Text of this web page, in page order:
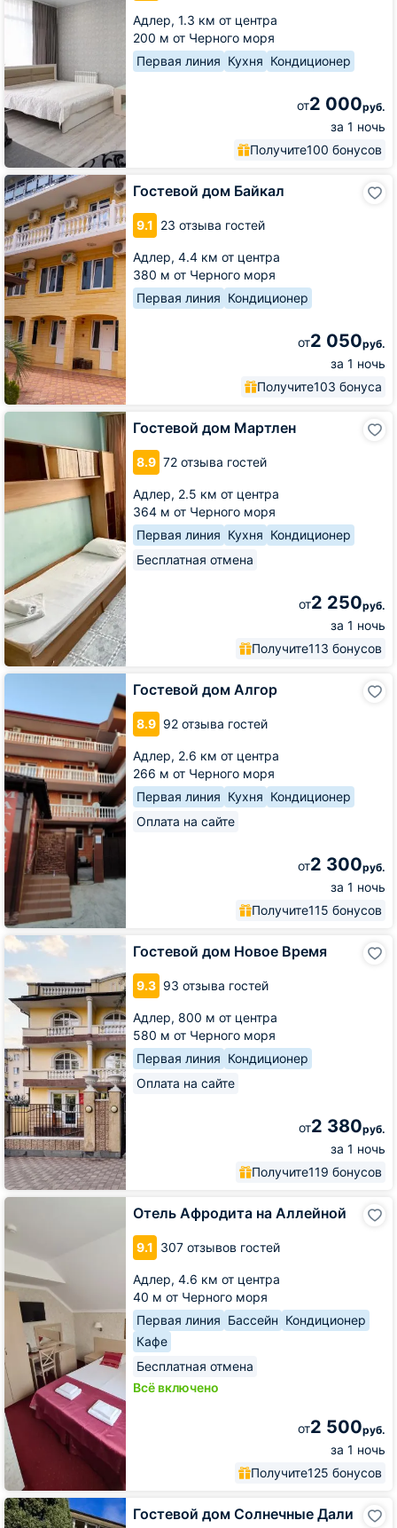
Адлер, 1.3 км от центра
200 м от Черного моря
Первая линия Кухня Кондиционер
от2 000руб.
за 1 ночь
Получите100 бонусов
Марта
Гостевой дом Байкал
9.1 23 отзыва гостей
Адлер, 4.4 км от центра
380 м от Черного моря
Первая линия Кондиционер
от2 050руб.
за 1 ночь
Получите103 бонуса
Гостевой
дом
Байкал
Гостевой дом Мартлен
8.9 72 отзыва гостей
Адлер, 2.5 км от центра
364 м от Черного моря
Первая линия Кухня Кондиционер
Бесплатная отмена
от2 250руб.
за 1 ночь
Получите113 бонусов
Гостевой
дом
Мартлен
Гостевой дом Алгор
8.9 92 отзыва гостей
Адлер, 2.6 км от центра
266 м от Черного моря
Первая линия Кухня Кондиционер
Оплата на сайте
от2 300руб.
за 1 ночь
Получите115 бонусов
Гостевой
Алгор
Гостевой дом Новое Время
9.3 93 отзыва гостей
Адлер, 800 м от центра
580 м от Черного моря
Первая линия Кондиционер
Оплата на сайте
от2 380руб.
за 1 ночь
Получите119 бонусов
Гостевой
Новое
Время
Отель Афродита на Аллейной
9.1 307 отзывов гостей
Адлер, 4.6 км от центра
40 м от Черного моря
Первая линия Бассейн Кондиционер
Кафе
Бесплатная отмена
Всё включено
от2 500руб.
за 1 ночь
Получите125 бонусов
Отель
на
Аллейной
Гостевой дом Солнечные Дали
Гостевой
дом